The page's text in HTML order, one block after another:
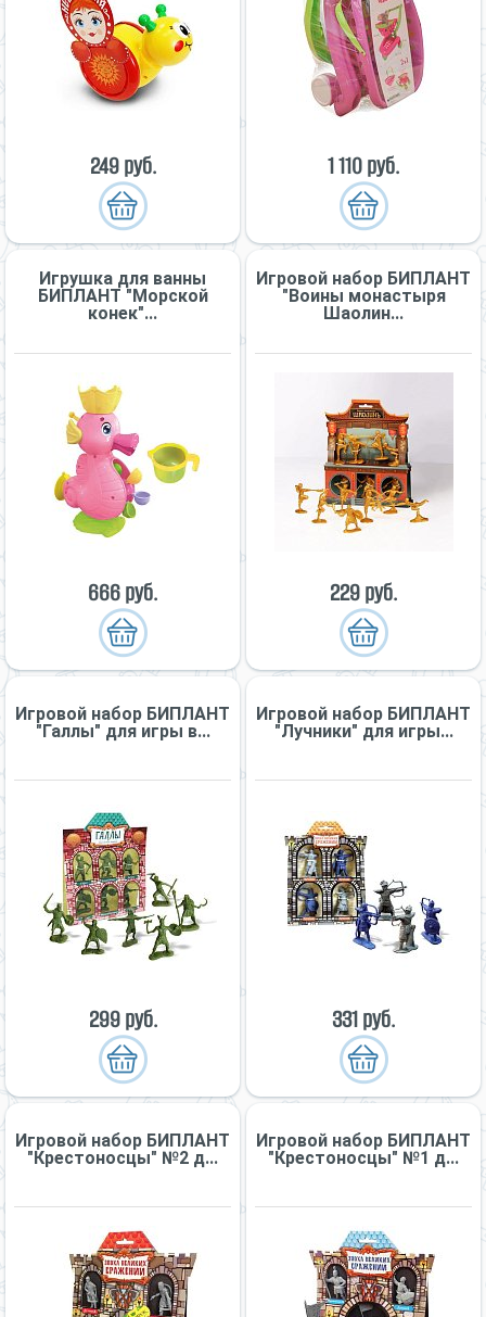
249 руб. 1 110 руб.
Игрушка для ванны
БИПЛАНТ "Морской
конек"...
666 руб.
Игровой набор БИПЛАНТ
"Воины монастыря
Шаолин...
229 руб.
Игровой набор БИПЛАНТ
"Галлы" для игры в...
299 руб.
Игровой набор БИПЛАНТ
"Лучники" для игры...
331 руб.
Игровой набор БИПЛАНТ
"Крестоносцы" №2 д...
Игровой набор БИПЛАНТ
"Крестоносцы" №1 д...